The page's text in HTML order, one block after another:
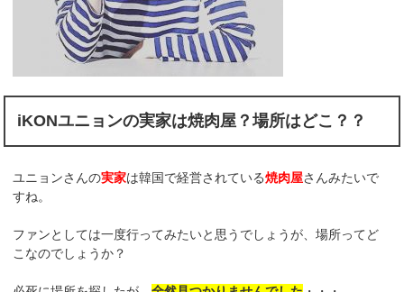
iKONユニョンの実家は焼肉屋？場所はどこ？？
ユニョンさんの実家は韓国で経営されている焼肉屋さんみたいで
すね。
ファンとしては一度行ってみたいと思うでしょうが、場所ってど
こなのでしょうか？